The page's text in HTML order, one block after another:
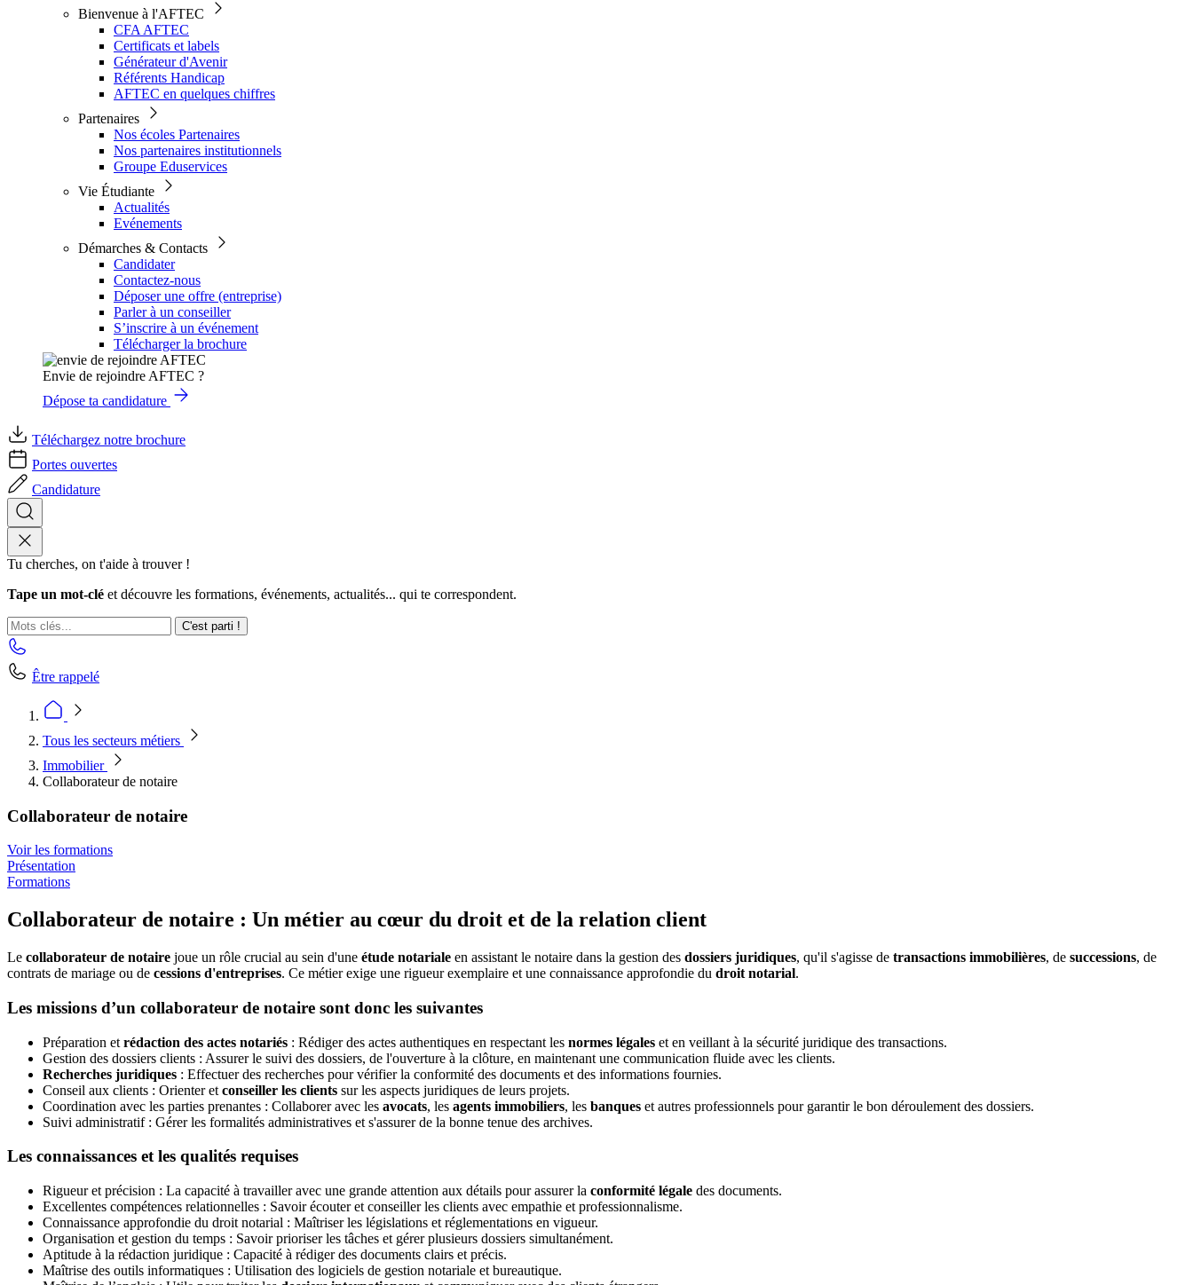
Bienvenue à l'AFTEC
CFA AFTEC
Certificats et labels
Générateur d'Avenir
Référents Handicap
AFTEC en quelques chiffres
Partenaires
Nos écoles Partenaires
Nos partenaires institutionnels
Groupe Eduservices
Vie Étudiante
Actualités
Evénements
Démarches & Contacts
Candidater
Contactez-nous
Déposer une offre (entreprise)
Parler à un conseiller
S’inscrire à un événement
Télécharger la brochure
Envie de rejoindre AFTEC ?
Dépose ta candidature
Téléchargez notre brochure
Portes ouvertes
Candidature
Tu cherches, on t'aide à trouver !
Tape un mot-clé et découvre les formations, événements, actualités... qui te correspondent.
C'est parti !
Être rappelé
Tous les secteurs métiers
Immobilier
Collaborateur de notaire
Collaborateur de notaire
Voir les formations
Présentation
Formations
Collaborateur de notaire : Un métier au cœur du droit et de la relation client
Le collaborateur de notaire joue un rôle crucial au sein d'une étude notariale en assistant le notaire dans la gestion des dossiers juridiques, qu'il s'agisse de transactions immobilières, de successions, de
contrats de mariage ou de cessions d'entreprises. Ce métier exige une rigueur exemplaire et une connaissance approfondie du droit notarial.
Les missions d’un collaborateur de notaire sont donc les suivantes
Préparation et rédaction des actes notariés : Rédiger des actes authentiques en respectant les normes légales et en veillant à la sécurité juridique des transactions.
Gestion des dossiers clients : Assurer le suivi des dossiers, de l'ouverture à la clôture, en maintenant une communication fluide avec les clients.
Recherches juridiques : Effectuer des recherches pour vérifier la conformité des documents et des informations fournies.
Conseil aux clients : Orienter et conseiller les clients sur les aspects juridiques de leurs projets.
Coordination avec les parties prenantes : Collaborer avec les avocats, les agents immobiliers, les banques et autres professionnels pour garantir le bon déroulement des dossiers.
Suivi administratif : Gérer les formalités administratives et s'assurer de la bonne tenue des archives.
Les connaissances et les qualités requises
Rigueur et précision : La capacité à travailler avec une grande attention aux détails pour assurer la conformité légale des documents.
Excellentes compétences relationnelles : Savoir écouter et conseiller les clients avec empathie et professionnalisme.
Connaissance approfondie du droit notarial : Maîtriser les législations et réglementations en vigueur.
Organisation et gestion du temps : Savoir prioriser les tâches et gérer plusieurs dossiers simultanément.
Aptitude à la rédaction juridique : Capacité à rédiger des documents clairs et précis.
Maîtrise des outils informatiques : Utilisation des logiciels de gestion notariale et bureautique.